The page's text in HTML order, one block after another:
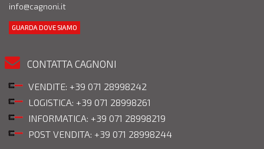
info@cagnoni.it
GUARDA DOVE SIAMO
CONTATTA CAGNONI
VENDITE: +39 071 28998242
LOGISTICA: +39 071 28998261
INFORMATICA: +39 071 28998219
POST VENDITA: +39 071 28998244